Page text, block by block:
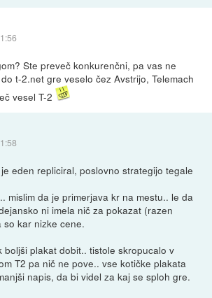
Ste preveč konkurenčni, pa vas ne
t-2.net gre veselo čez Avstrijo, Telemach
vesel T-2
eden repliciral, poslovno strategijo tegale
mislim da je primerjava kr na mestu.. le da
ni imela nič za pokazat (razen
kar nizke cene.
boljši plakat dobit.. tistole skropucalo v
T2 pa nič ne pove.. vse kotičke plakata
napis, da bi videl za kaj se sploh gre.